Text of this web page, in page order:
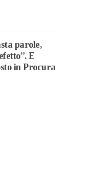
parole,
E
in Procura